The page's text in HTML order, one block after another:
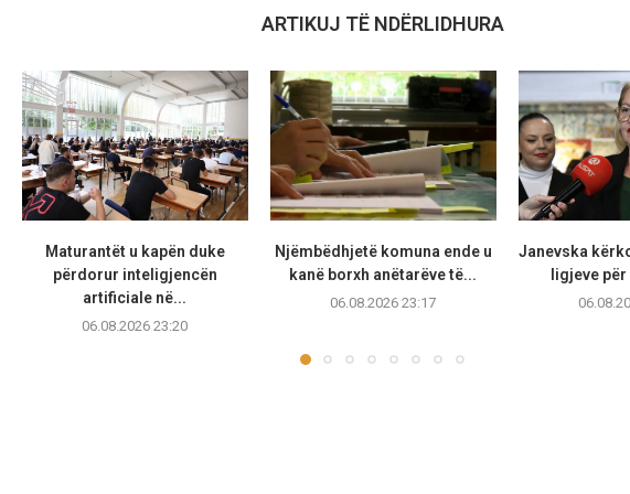
ARTIKUJ TË NDËRLIDHURA
Maturantët u kapën duke
përdorur inteligjencën
artificiale në...
06.08.2026 23:20
Njëmbëdhjetë komuna ende u
kanë borxh anëtarëve të...
06.08.2026 23:17
Janevska
ligjeve